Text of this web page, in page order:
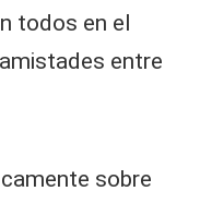
todos en el
entre
sobre